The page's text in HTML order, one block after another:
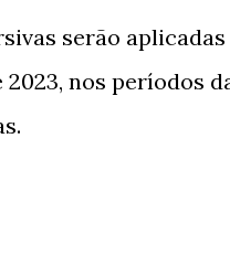
serão
nos períodos